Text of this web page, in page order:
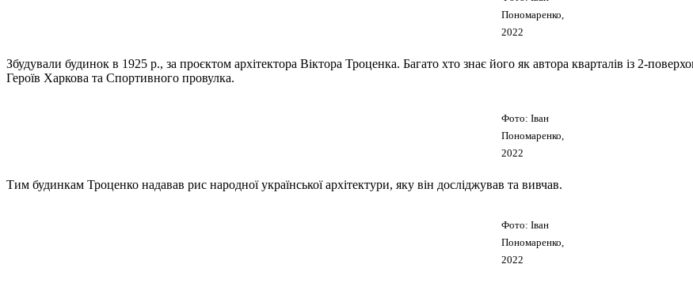
Пономаренко,
2022
Збудували будинок в 1925 р., за проєктом архітектора Віктора Троценка. Багато хто знає його як автора кварталів із 2-
Героїв Харкова та Спортивного провулка.
Фото: Іван
Пономаренко,
2022
Тим будинкам Троценко надавав рис народної української архітектури, яку він досліджував та вивчав.
Фото: Іван
Пономаренко,
2022